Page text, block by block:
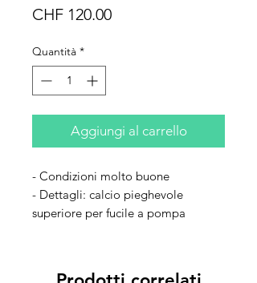
CHF 120.00Prezzo
Quantità *
Aggiungi al carrello
- Condizioni molto buone
- Dettagli: calcio pieghevole
superiore per fucile a pompa